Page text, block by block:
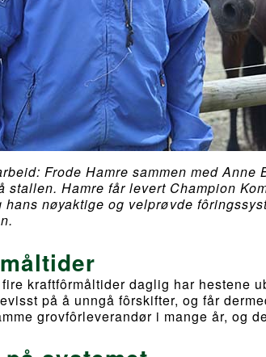
Frode Hamre sammen med
stallen. Hamre får levert Champion
hans nøyaktige og velprøvde
kraftfôrmåltider daglig har hestene
på å unngå fôrskifter, og får
grovfôrleverandør i mange år, og